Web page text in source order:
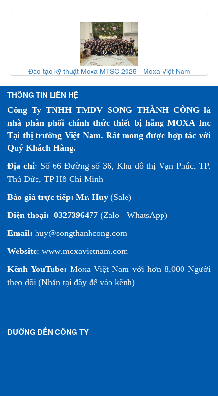
tạo kỹ thuật Moxa MTSC 2025 - Moxa Việt Nam Giải Pháp
THÔNG TIN LIÊN HỆ
Công Ty TNHH TMDV SONG THÀNH CÔNG là
nhà phân phối chính thức thiết bị hãng MOXA Inc
Tại thị trường Việt Nam. Rất mong được hợp tác với
Quý Khách Hàng.
Địa chỉ: Số 66 Đường số 36, Khu đô thị Vạn Phúc, TP.
Thủ Đức, TP Hồ Chí Minh
Báo giá trực tiếp: Mr. Huy (Sale)
Điện thoại: 0327396477 (Zalo - WhatsApp)
Email: huy@songthanhcong.com
Website: www.moxavietnam.com
Kênh YouTube: Moxa Việt Nam với hơn 8,000 Người
theo dõi (Nhấn tại đây để vào kênh)
ĐƯỜNG ĐẾN CÔNG TY